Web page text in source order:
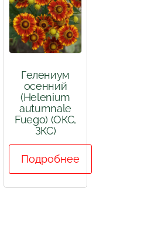
Гелениум
осенний
(Helenium
autumnale
Fuego) (ОКС,
ЗКС)
Подробнее